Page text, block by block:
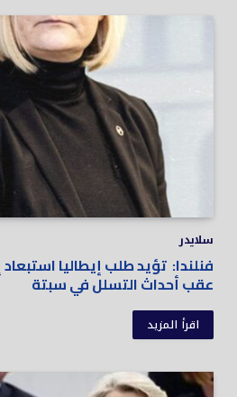
سلايدر
فنلندا: تؤيد طلب إيطاليا
عقب أحداث التسلل في سبتة
اقرأ المزيد